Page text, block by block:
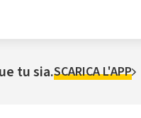
tu sia.SCARICA L'APP